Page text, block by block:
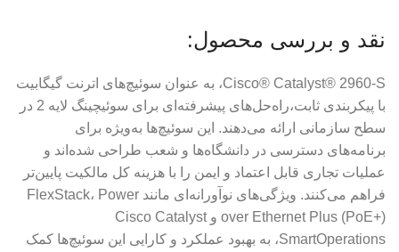
نقد و بررسی محصول:
Cisco® Catalyst® 2960-S، به عنوان سوئیچ‌های اترنت گیگابیت
با پیکربندی ثابت،راه‌حل‌های پیشرفته‌ای برای سوئیچینگ لایه 2 در
سطح سازمانی ارائه می‌دهند. این سوئیچ‌ها به‌ویژه برای
برنامه‌های دسترسی در دانشگاه‌ها و شعب طراحی شده‌اند و
عملیات تجاری قابل اعتماد و ایمن را با هزینه کل مالکیت پایین‌تر
فراهم می‌کنند. ویژگی‌های نوآورانه‌ای مانند FlexStack، Power
over Ethernet Plus (PoE+) و Cisco Catalyst
SmartOperations، به بهبود عملکرد و کارایی این سوئیچ‌ها کمک